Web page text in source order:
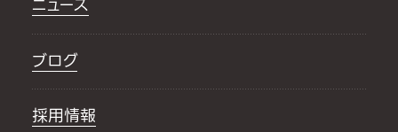
ブログ
採用情報